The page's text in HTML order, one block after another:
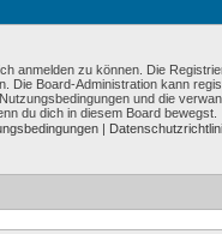
anmelden zu können. Die
Die Board-Administration kann
und die
du dich in diesem Board bewegst.
|